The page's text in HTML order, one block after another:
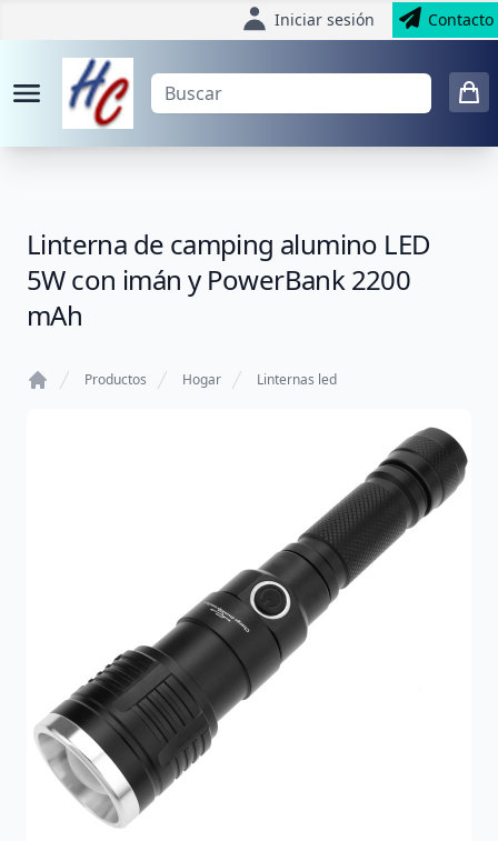
Iniciar sesión Contacto
Linterna de camping alumino LED
5W con imán y PowerBank 2200
mAh
Productos Hogar Linternas led